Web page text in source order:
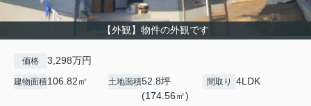
【外観】物件の外観です
価格 3,298万円
建物面積106.82㎡ 土地面積52.8坪
(174.56㎡)
間取り 4LDK